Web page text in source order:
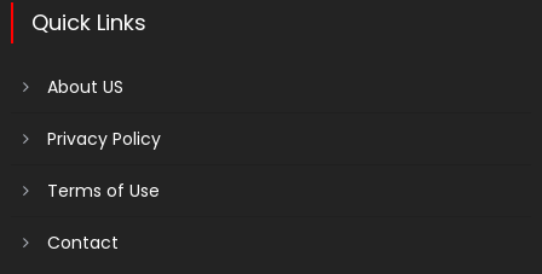
Quick Links
About US
Privacy Policy
Terms of Use
Contact